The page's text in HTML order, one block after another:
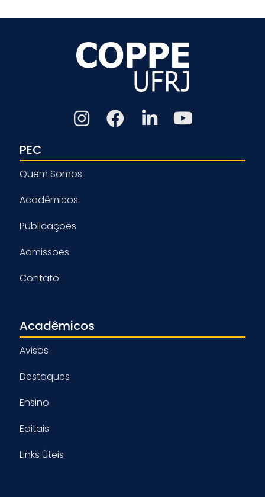
PEC
Quem Somos
Acadêmicos
Publicações
Admissões
Contato
Acadêmicos
Avisos
Destaques
Ensino
Editais
Links Úteis